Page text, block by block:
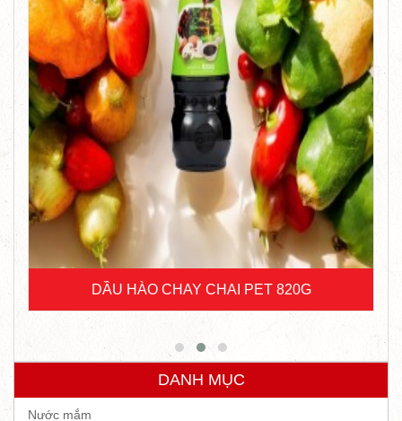
DẦU HÀO CHAY CHAI PET 820G
DANH MỤC
Nước mắm